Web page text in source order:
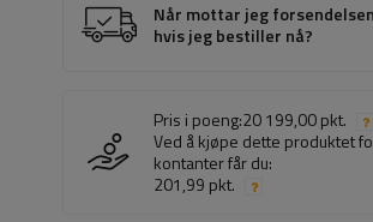
Når mottar jeg
hvis jeg bestiller nå?
Pris i poeng:20 199,00 pkt.
Ved å kjøpe dette produktet
kontanter får du:
201,99 pkt.